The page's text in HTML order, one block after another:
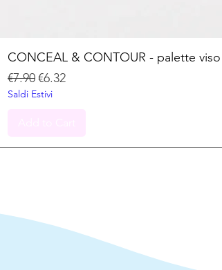
CONCEAL & CONTOUR - palette
Regular Price
€7.90Sale Price
€6.32
Saldi Estivi